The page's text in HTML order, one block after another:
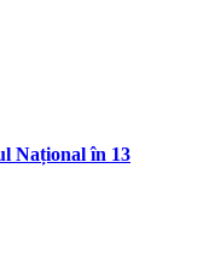
Național în 13